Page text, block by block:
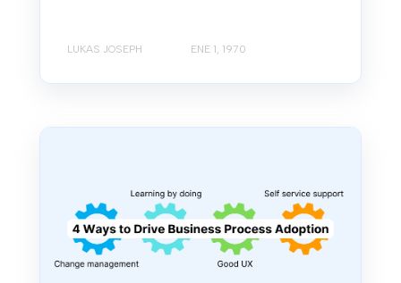
LUKAS JOSEPH ENE 1, 1970